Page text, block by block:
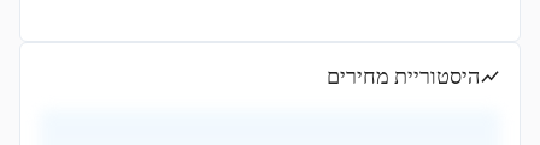
היסטוריית מחירים